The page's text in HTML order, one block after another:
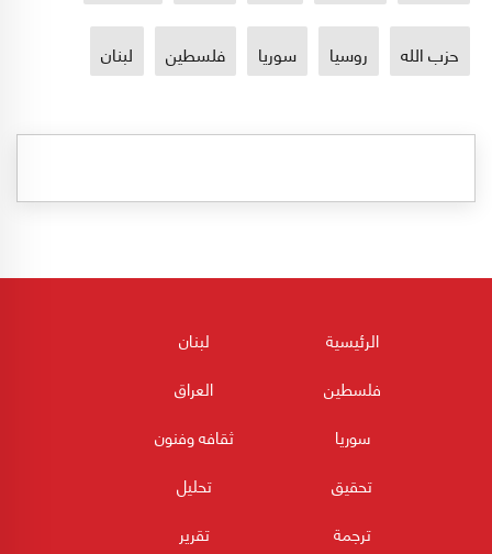
حزب الله روسيا سوريا فلسطين لبنان
الرئيسية
لبنان
فلسطين
العراق
سوريا
ثقافه وفنون
تحقيق
تحليل
ترجمة
تقرير